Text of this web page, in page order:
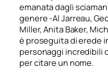
emanata dagli
genere -Al Jarreau,
Miller, Anita Baker,
è proseguita di erede
personaggi incredibili
per citare un nome.